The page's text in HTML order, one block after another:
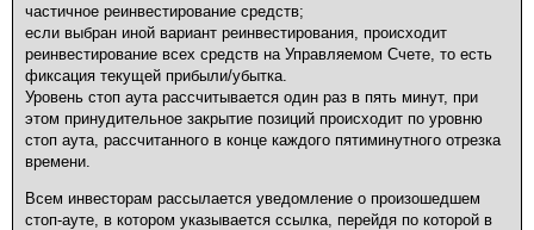
частичное реинвестирование средств;
если выбран иной вариант реинвестирования, происходит
реинвестирование всех средств на Управляемом Счете, то есть
фиксация текущей прибыли/убытка.
Уровень стоп аута рассчитывается один раз в пять минут, при
этом принудительное закрытие позиций происходит по уровню
стоп аута, рассчитанного в конце каждого пятиминутного отрезка
времени.
Всем инвесторам рассылается уведомление о произошедшем
стоп-ауте, в котором указывается ссылка, перейдя по которой в